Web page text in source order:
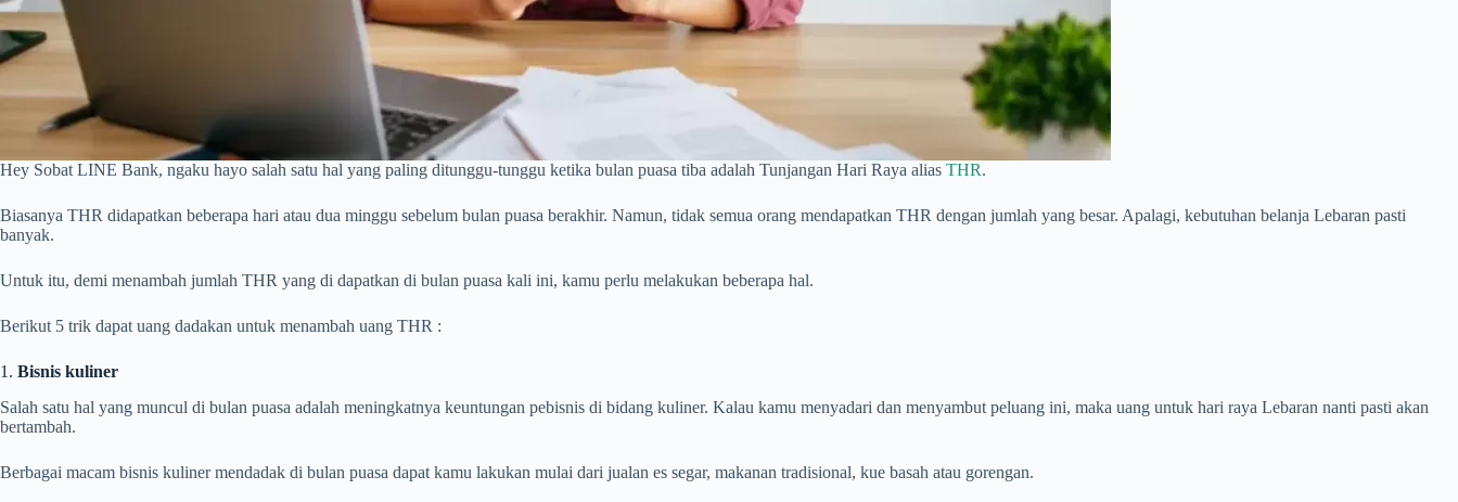
Hey Sobat LINE Bank, ngaku hayo salah satu hal yang paling ditunggu-tunggu ketika bulan puasa tiba adalah Tunjangan Hari Raya alias THR.
Biasanya THR didapatkan beberapa hari atau dua minggu sebelum bulan puasa berakhir. Namun, tidak semua orang mendapatkan THR dengan jumlah yang besar. Apalagi, kebutuhan belanja Lebaran pasti
banyak.
Untuk itu, demi menambah jumlah THR yang di dapatkan di bulan puasa kali ini, kamu perlu melakukan beberapa hal.
Berikut 5 trik dapat uang dadakan untuk menambah uang THR :
1. Bisnis kuliner
Salah satu hal yang muncul di bulan puasa adalah meningkatnya keuntungan pebisnis di bidang kuliner. Kalau kamu menyadari dan menyambut peluang ini, maka uang untuk hari raya Lebaran nanti pasti akan
bertambah.
Berbagai macam bisnis kuliner mendadak di bulan puasa dapat kamu lakukan mulai dari jualan es segar, makanan tradisional, kue basah atau gorengan.